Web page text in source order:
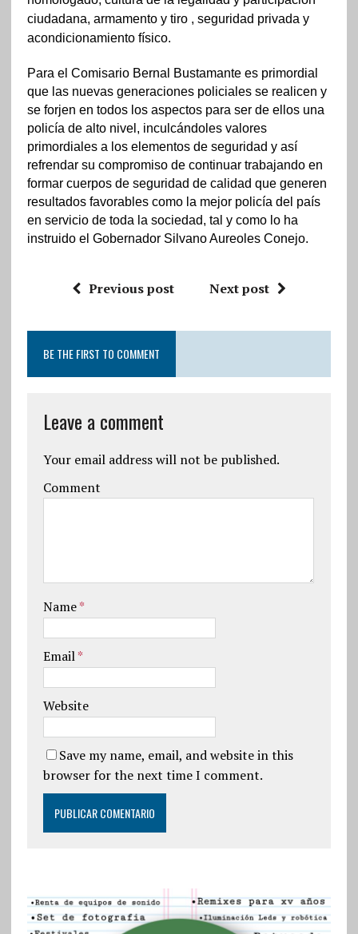
ciudadana, armamento y tiro , seguridad privada y
acondicionamiento físico.
Para el Comisario Bernal Bustamante es primordial
que las nuevas generaciones policiales se realicen y
se forjen en todos los aspectos para ser de ellos una
policía de alto nivel, inculcándoles valores
primordiales a los elementos de seguridad y así
refrendar su compromiso de continuar trabajando en
formar cuerpos de seguridad de calidad que generen
resultados favorables como la mejor policía del país
en servicio de toda la sociedad, tal y como lo ha
instruido el Gobernador Silvano Aureoles Conejo.
Previous post Next post
BE THE FIRST TO COMMENT
Leave a comment
Your email address will not be published.
Comment
Name*
Email*
Website
Save my name, email, and website in this
browser for the next time I comment.